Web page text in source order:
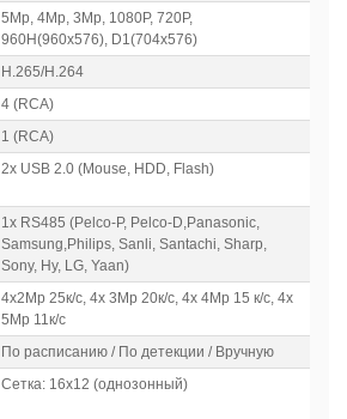
5Mp, 4Mp, 3Mp, 1080P, 720P,
960H(960x576), D1(704x576)
H.265/H.264
4 (RCA)
1 (RCA)
2x USB 2.0 (Mouse, HDD, Flash)
1x RS485 (Pelco-P, Pelco-D,Panasonic,
Samsung,Philips, Sanli, Santachi, Sharp,
Sony, Hy, LG, Yaan)
4x2Mp 25к/c, 4x 3Mp 20к/с, 4x 4Mp 15 к/с, 4x
5Mp 11к/с
По расписанию / По детекции / Вручную
Сетка: 16х12 (однозонный)